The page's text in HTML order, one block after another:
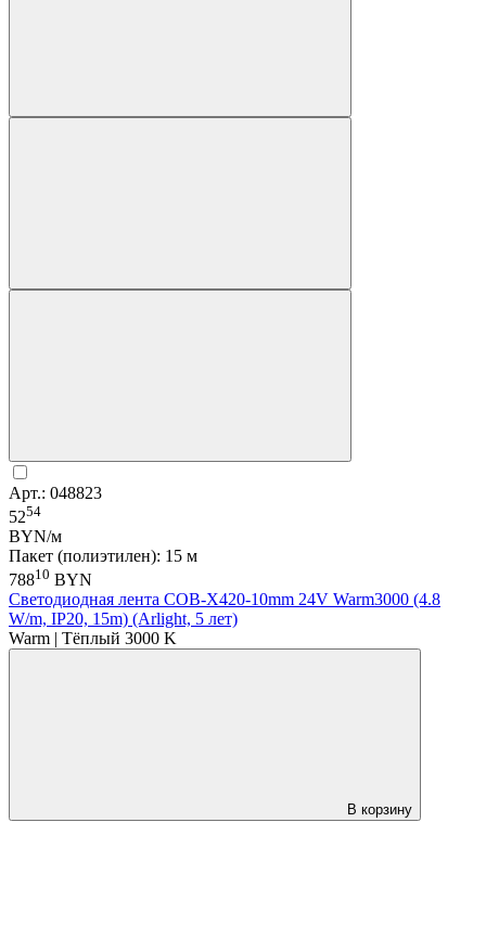
Арт.: 048823
5254
BYN/м
Пакет (полиэтилен): 15 м
78810 BYN
Светодиодная лента COB-X420-10mm 24V Warm3000 (4.8
W/m, IP20, 15m) (Arlight, 5 лет)
Warm | Тёплый 3000 K
В корзину